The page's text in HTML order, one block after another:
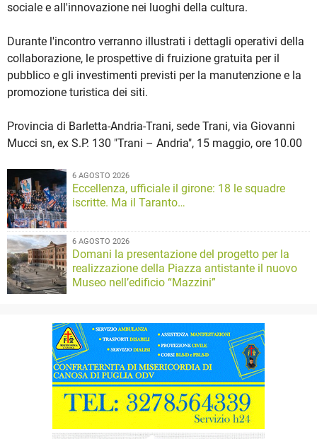
sociale e all'innovazione nei luoghi della cultura.
Durante l'incontro verranno illustrati i dettagli operativi della
collaborazione, le prospettive di fruizione gratuita per il
pubblico e gli investimenti previsti per la manutenzione e la
promozione turistica dei siti.
Provincia di Barletta-Andria-Trani, sede Trani, via Giovanni
Mucci sn, ex S.P. 130 "Trani – Andria", 15 maggio, ore 10.00
6 AGOSTO 2026
Eccellenza, ufficiale il girone: 18 le squadre
iscritte. Ma il Taranto…
6 AGOSTO 2026
Domani la presentazione del progetto per la
realizzazione della Piazza antistante il nuovo
Museo nell’edificio “Mazzini”